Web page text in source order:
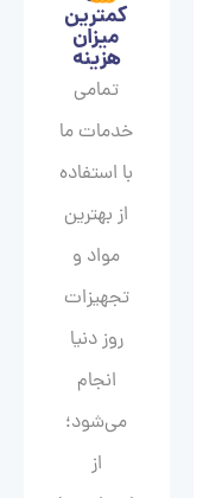
کمترین
میزان
هزینه
تمامی
خدمات ما
با استفاده
از بهترین
مواد و
تجهیزات
روز دنیا
انجام
می‌شود؛
از